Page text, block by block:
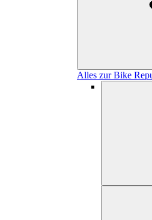
Alles zur Bike